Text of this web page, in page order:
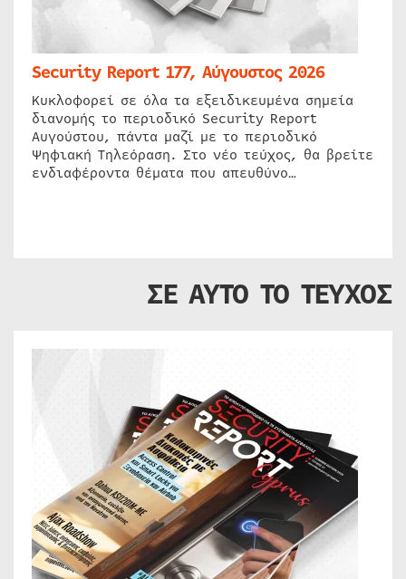
Security Report 177, Αύγουστος 2026
Κυκλοφορεί σε όλα τα εξειδικευμένα σημεία
διανομής το περιοδικό Security Report
Αυγούστου, πάντα μαζί με το περιοδικό
Ψηφιακή Τηλεόραση. Στο νέο τεύχος, θα βρείτε
ενδιαφέροντα θέματα που απευθύνο…
ΣΕ ΑΥΤΟ ΤΟ ΤΕΥΧΟΣ